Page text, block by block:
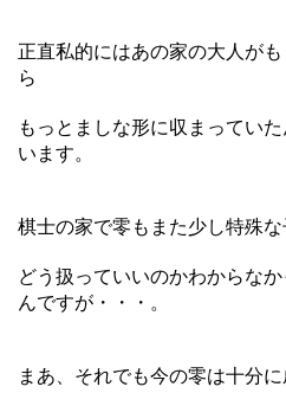
正直私的にはあの家の大人が
ら
もっとましな形に収まってい
います。
棋士の家で零もまた少し特殊
どう扱っていいのかわからな
んですが・・・。
まあ、それでも今の零は十分